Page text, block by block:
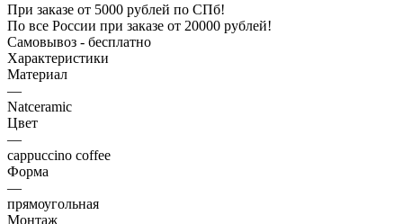
При заказе от 5000 рублей по СПб!
По все России при заказе от 20000 рублей!
Самовывоз - бесплатно
Характеристики
Материал
—
Natceramic
Цвет
—
cappuccino coffee
Форма
—
прямоугольная
Монтаж